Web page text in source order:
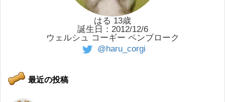
はる 13歳
誕生日：2012/12/6
ウェルシュ コーギー ペンブローク
@haru_corgi
最近の投稿